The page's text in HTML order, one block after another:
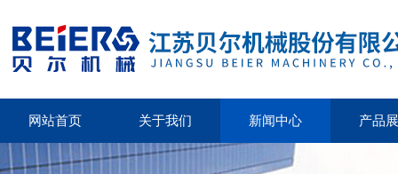
网站首页 关于我们 新闻中心 产品